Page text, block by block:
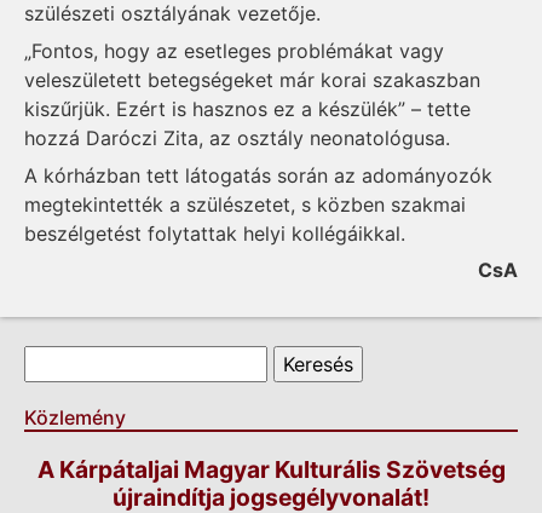
szülészeti osztályának vezetője.
„Fontos, hogy az esetleges problémákat vagy
veleszületett betegségeket már korai szakaszban
kiszűrjük. Ezért is hasznos ez a készülék” – tette
hozzá Daróczi Zita, az osztály neonatológusa.
A kórházban tett látogatás során az adományozók
megtekintették a szülészetet, s közben szakmai
beszélgetést folytattak helyi kollégáikkal.
CsA
Keresés űrlap
Közlemény
A Kárpátaljai Magyar Kulturális Szövetség
újraindítja jogsegélyvonalát!